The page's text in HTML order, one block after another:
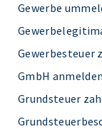
Gewerbe
Gewerbesteuer
GmbH anmelden
Grundsteuer